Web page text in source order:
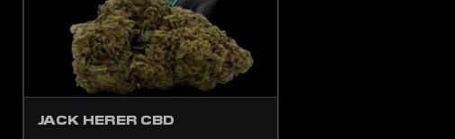
JACK HERER CBD